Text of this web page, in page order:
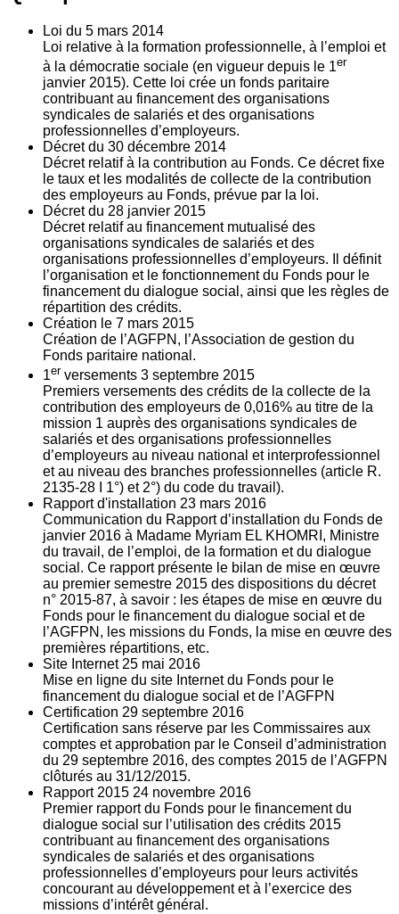
Loi du 5 mars 2014
Loi relative à la formation professionnelle, à l’emploi et
à la démocratie sociale (en vigueur depuis le 1er
janvier 2015). Cette loi crée un fonds paritaire
contribuant au financement des organisations
syndicales de salariés et des organisations
professionnelles d’employeurs.
Décret du 30 décembre 2014
Décret relatif à la contribution au Fonds. Ce décret fixe
le taux et les modalités de collecte de la contribution
des employeurs au Fonds, prévue par la loi.
Décret du 28 janvier 2015
Décret relatif au financement mutualisé des
organisations syndicales de salariés et des
organisations professionnelles d’employeurs. Il définit
l’organisation et le fonctionnement du Fonds pour le
financement du dialogue social, ainsi que les règles de
répartition des crédits.
Création le 7 mars 2015
Création de l’AGFPN, l’Association de gestion du
Fonds paritaire national.
1er versements 3 septembre 2015
Premiers versements des crédits de la collecte de la
contribution des employeurs de 0,016% au titre de la
mission 1 auprès des organisations syndicales de
salariés et des organisations professionnelles
d’employeurs au niveau national et interprofessionnel
et au niveau des branches professionnelles (article R.
2135‐28 I 1°) et 2°) du code du travail).
Rapport d'installation 23 mars 2016
Communication du Rapport d’installation du Fonds de
janvier 2016 à Madame Myriam EL KHOMRI, Ministre
du travail, de l’emploi, de la formation et du dialogue
social. Ce rapport présente le bilan de mise en œuvre
au premier semestre 2015 des dispositions du décret
n° 2015-87, à savoir : les étapes de mise en œuvre du
Fonds pour le financement du dialogue social et de
l’AGFPN, les missions du Fonds, la mise en œuvre des
premières répartitions, etc.
Site Internet 25 mai 2016
Mise en ligne du site Internet du Fonds pour le
financement du dialogue social et de l’AGFPN
Certification 29 septembre 2016
Certification sans réserve par les Commissaires aux
comptes et approbation par le Conseil d’administration
du 29 septembre 2016, des comptes 2015 de l’AGFPN
clôturés au 31/12/2015.
Rapport 2015 24 novembre 2016
Premier rapport du Fonds pour le financement du
dialogue social sur l’utilisation des crédits 2015
contribuant au financement des organisations
syndicales de salariés et des organisations
professionnelles d’employeurs pour leurs activités
concourant au développement et à l’exercice des
missions d’intérêt général.